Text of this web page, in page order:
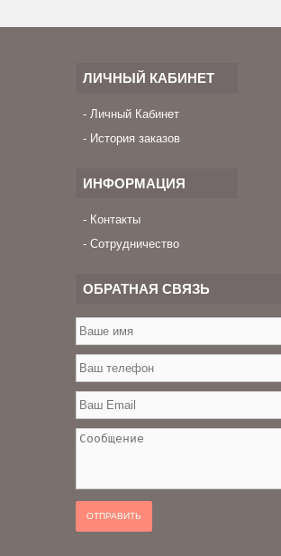
ЛИЧНЫЙ КАБИНЕТ
Личный Кабинет
История заказов
ИНФОРМАЦИЯ
Контакты
Сотрудничество
ОБРАТНАЯ СВЯЗЬ
ОТПРАВИТЬ